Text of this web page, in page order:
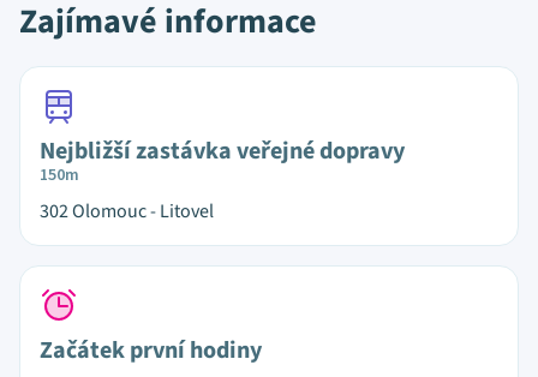
Zajímavé informace
Nejbližší zastávka veřejné dopravy
150m
302 Olomouc - Litovel
Začátek první hodiny